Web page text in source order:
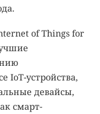
of Things for
IoT-устройства,
девайсы,
смарт-